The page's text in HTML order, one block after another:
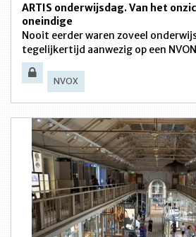
ARTIS onderwijsdag. Van het
oneindige
Nooit eerder waren zoveel
tegelijkertijd aanwezig op een
NVOX